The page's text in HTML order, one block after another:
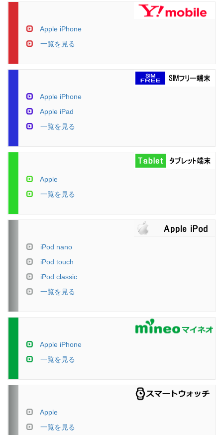
Apple iPhone
一覧を見る
Apple iPhone
Apple iPad
一覧を見る
Apple
一覧を見る
iPod nano
iPod touch
iPod classic
一覧を見る
Apple iPhone
一覧を見る
Apple
一覧を見る